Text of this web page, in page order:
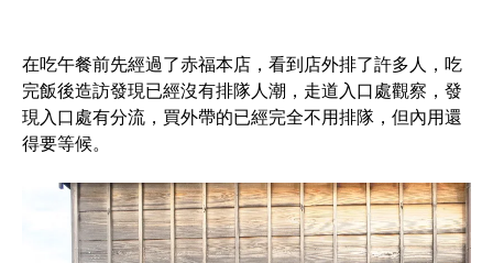
在吃午餐前先經過了赤福本店，看到店外排了許多人，吃
完飯後造訪發現已經沒有排隊人潮，走道入口處觀察，發
現入口處有分流，買外帶的已經完全不用排隊，但內用還
得要等候。